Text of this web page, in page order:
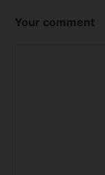
Your comment